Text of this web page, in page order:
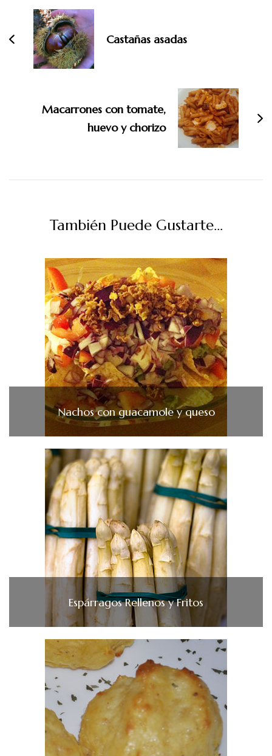
entradas
Castañas asadas
Macarrones con tomate,
huevo y chorizo
También Puede Gustarte...
Nachos con guacamole y queso
Espárragos Rellenos y Fritos